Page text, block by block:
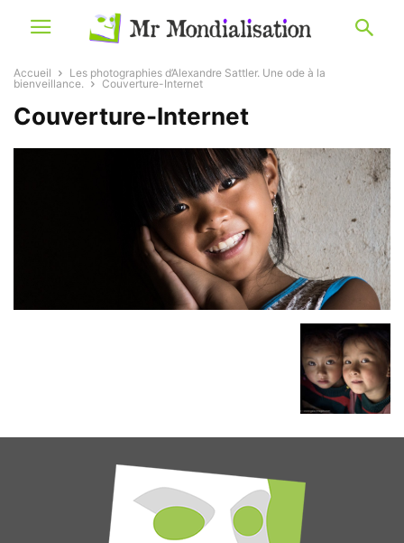
Accueil
Les photographies d’Alexandre Sattler. Une ode à la
bienveillance.
Couverture-Internet
Couverture-Internet